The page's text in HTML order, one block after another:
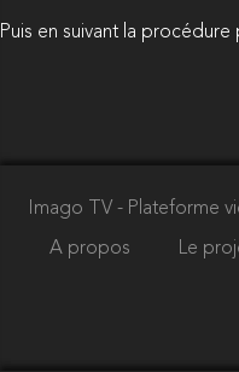
Puis en suivant la procédure
Imago TV - Plateforme
A propos Le